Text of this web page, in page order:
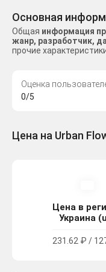
Основная
Общая информация
жанр, разработчик,
прочие
Оценка
0/5
Цена на Urban
Цена в
Украина
231.62 ₽ /